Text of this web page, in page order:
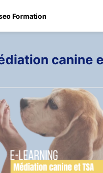
Formation
canine